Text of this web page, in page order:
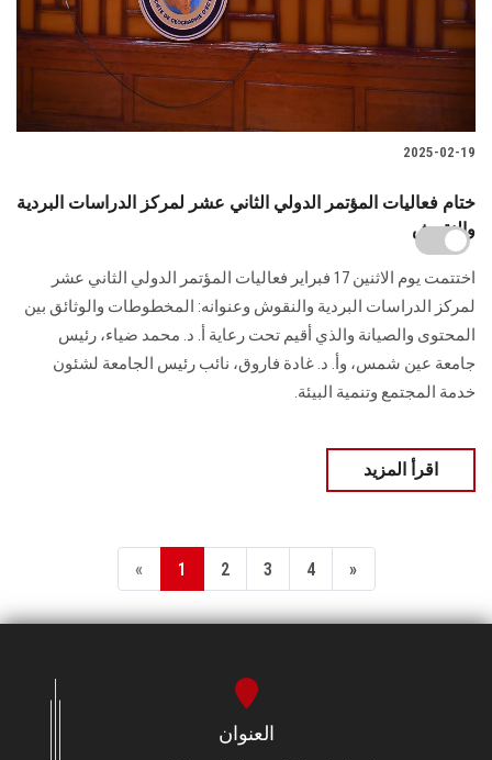
2025-02-19
ختام فعاليات المؤتمر الدولي الثاني عشر لمركز الدراسات البردية
والنقوش
اختتمت يوم الاثنين 17 فبراير فعاليات المؤتمر الدولي الثاني عشر
لمركز الدراسات البردية والنقوش وعنوانه: المخطوطات والوثائق بين
المحتوى والصيانة والذي أقيم تحت رعاية أ. د. محمد ضياء، رئيس
جامعة عين شمس، وأ. د. غادة فاروق، نائب رئيس الجامعة لشئون
خدمة المجتمع وتنمية البيئة.
اقرأ المزيد
« 1 2 3 4 »
العنوان